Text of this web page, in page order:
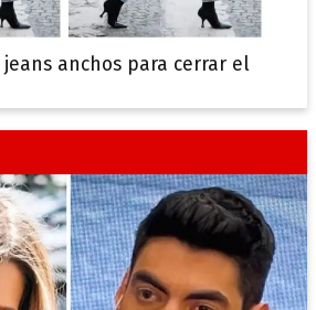
jeans anchos para cerrar el